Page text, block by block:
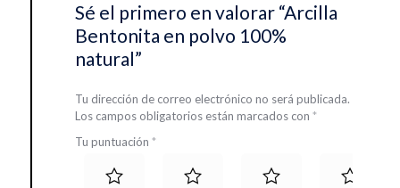
Sé el primero en valorar “Arcilla
Bentonita en polvo 100%
natural”
Tu dirección de correo electrónico no será publicada.
Los campos obligatorios están marcados con *
Tu puntuación *